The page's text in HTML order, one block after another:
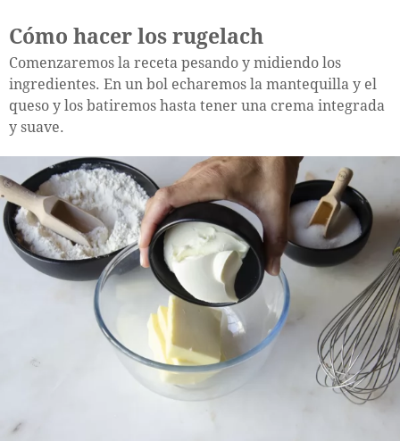
Cómo hacer los rugelach
Comenzaremos la receta pesando y midiendo los
ingredientes. En un bol echaremos la mantequilla y el
queso y los batiremos hasta tener una crema integrada
y suave.